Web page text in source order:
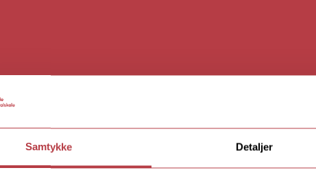
Samtykke Detaljer
med kemi i denne studieretning, opnår du en dybere
er studiet af kemiske bindinger, der brydes og dannes -
arbejde både teoretisk og praktisk. Din nye viden skal
når du udfører eksperimenter.
Når du forstår verden, kan du forandre den. Fysik B giver